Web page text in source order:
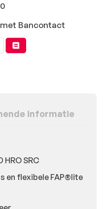
Bancontact
informatie
HRO SRC
en flexibele FAP®lite